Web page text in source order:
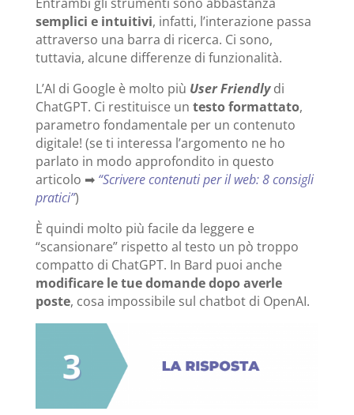
semplici e intuitivi, infatti, l’interazione passa
attraverso una barra di ricerca. Ci sono,
tuttavia, alcune differenze di funzionalità.
L’AI di Google è molto più User Friendlydi
ChatGPT. Ci restituisce un testo formattato,
parametro fondamentale per un contenuto
digitale! (se ti interessa l’argomento ne ho
parlato in modo approfondito in questo
articolo ➡ “Scrivere contenuti per il web: 8 consigli
pratici”)
È quindi molto più facile da leggere e
“scansionare” rispetto al testo un pò troppo
compatto di ChatGPT. In Bard puoi anche
modificare le tue domande dopo averle
poste, cosa impossibile sul chatbot di OpenAI.